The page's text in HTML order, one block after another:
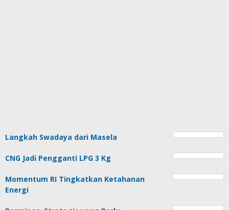
Langkah Swadaya dari Masela
CNG Jadi Pengganti LPG 3 Kg
Momentum RI Tingkatkan Ketahanan
Energi